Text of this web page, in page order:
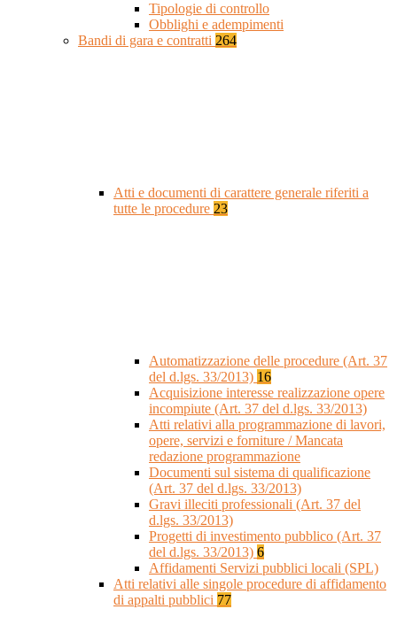
Tipologie di controllo
Obblighi e adempimenti
Bandi di gara e contratti 264
Atti e documenti di carattere generale riferiti a
tutte le procedure 23
Automatizzazione delle procedure (Art. 37
del d.lgs. 33/2013) 16
Acquisizione interesse realizzazione opere
incompiute (Art. 37 del d.lgs. 33/2013)
Atti relativi alla programmazione di lavori,
opere, servizi e forniture / Mancata
redazione programmazione
Documenti sul sistema di qualificazione
(Art. 37 del d.lgs. 33/2013)
Gravi illeciti professionali (Art. 37 del
d.lgs. 33/2013)
Progetti di investimento pubblico (Art. 37
del d.lgs. 33/2013) 6
Affidamenti Servizi pubblici locali (SPL)
Atti relativi alle singole procedure di affidamento
di appalti pubblici 77